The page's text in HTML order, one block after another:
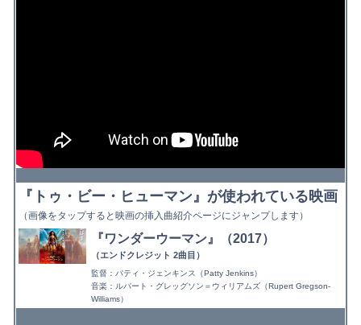
『トゥ・ビー・ヒューマン』が使われている映画
（画像をタップすると映画の挿入曲紹介ページにジャンプします）
『ワンダーウーマン』（2017）
（エンドクレジット 2曲目）
監督：パティ・ジェンキンス（Patty Jenkins）
音楽：ルパート・グレッグソン＝ウィリアムズ（Rupert Gregson-
Williams）